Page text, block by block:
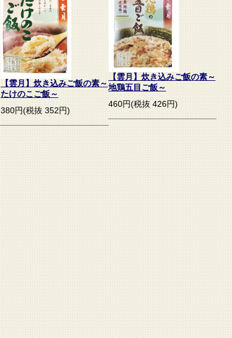
【雲月】炊き込みご飯の素～
たけのこご飯～
380円(税抜 352円)
【雲月】炊き込みご飯の素～
地鶏五目ご飯～
460円(税抜 426円)